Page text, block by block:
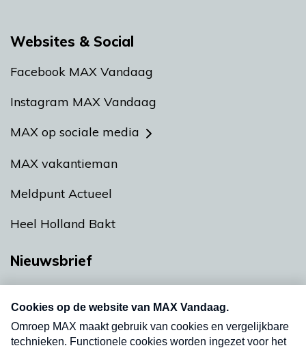
Websites & Social
Facebook MAX Vandaag
Instagram MAX Vandaag
MAX op sociale media
MAX vakantieman
Meldpunt Actueel
Heel Holland Bakt
Nieuwsbrief
nieuwsbrief. Elke vrijdag- en dinsdagochtend in
uw mailbox.